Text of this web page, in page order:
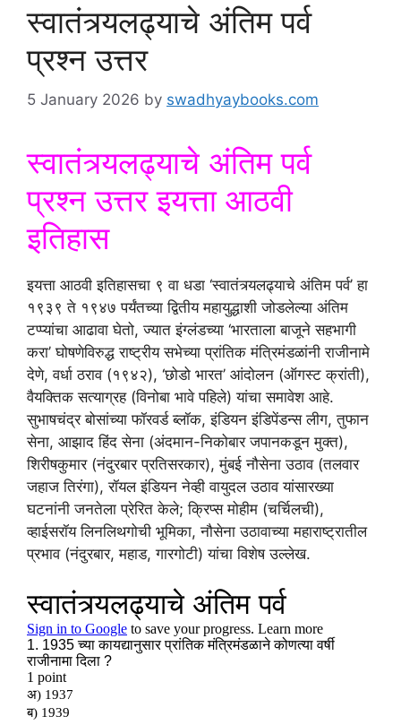
स्वातंत्र्यलढ्याचे अंतिम पर्व
प्रश्न उत्तर
5 January 2026 by swadhyaybooks.com
स्वातंत्र्यलढ्याचे अंतिम पर्व
प्रश्न उत्तर इयत्ता आठवी
इतिहास
इयत्ता आठवी इतिहासचा ९ वा धडा ‘स्वातंत्र्यलढ्याचे अंतिम पर्व’ हा
१९३९ ते १९४७ पर्यंतच्या द्वितीय महायुद्धाशी जोडलेल्या अंतिम
टप्प्यांचा आढावा घेतो, ज्यात इंग्लंडच्या ‘भारताला बाजूने सहभागी
करा’ घोषणेविरुद्ध राष्ट्रीय सभेच्या प्रांतिक मंत्रिमंडळांनी राजीनामे
देणे, वर्धा ठराव (१९४२), ‘छोडो भारत’ आंदोलन (ऑगस्ट क्रांती),
वैयक्तिक सत्याग्रह (विनोबा भावे पहिले) यांचा समावेश आहे.
सुभाषचंद्र बोसांच्या फॉरवर्ड ब्लॉक, इंडियन इंडिपेंडन्स लीग, तुफान
सेना, आझाद हिंद सेना (अंदमान-निकोबार जपानकडून मुक्त),
शिरीषकुमार (नंदुरबार प्रतिसरकार), मुंबई नौसेना उठाव (तलवार
जहाज तिरंगा), रॉयल इंडियन नेव्ही वायुदल उठाव यांसारख्या
घटनांनी जनतेला प्रेरित केले; क्रिप्स मोहीम (चर्चिलची),
व्हाईसरॉय लिनलिथगोची भूमिका, नौसेना उठावाच्या महाराष्ट्रातील
प्रभाव (नंदुरबार, महाड, गारगोटी) यांचा विशेष उल्लेख.